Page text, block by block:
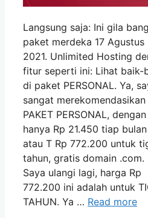
Langsung saja: Ini gila
paket merdeka 17 Agustus
2021. Unlimited Hosting
fitur seperti ini: Lihat baik-
di paket PERSONAL. Ya,
sangat merekomendasikan
PAKET PERSONAL, dengan
hanya Rp 21.450 tiap bulan
atau T Rp 772.200 untuk
tahun, gratis domain .com.
Saya ulangi lagi, harga Rp
772.200 ini adalah untuk
TAHUN. Ya … Read more